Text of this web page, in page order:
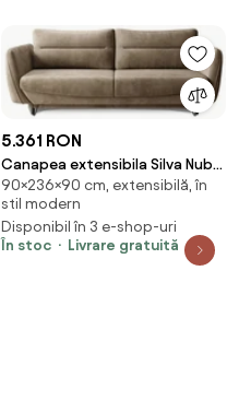
5.361 RON
Canapea extensibila Silva Nube
20
90×236×90 cm, extensibilă, în
stil modern
Disponibil în 3 e-shop-uri
În stoc
Livrare gratuită